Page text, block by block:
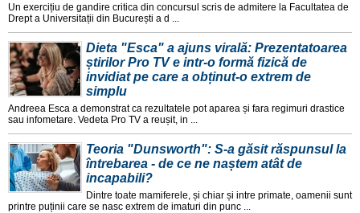
Un exercițiu de gandire critica din concursul scris de admitere la Facultatea de
Drept a Universitații din București a d ...
Dieta "Esca" a ajuns virală: Prezentatoarea
știrilor Pro TV e intr-o formă fizică de
invidiat pe care a obținut-o extrem de
simplu
Andreea Esca a demonstrat ca rezultatele pot aparea și fara regimuri drastice
sau infometare. Vedeta Pro TV a reușit, in ...
Teoria "Dunsworth": S-a găsit răspunsul la
întrebarea - de ce ne naștem atât de
incapabili?
Dintre toate mamiferele, și chiar și intre primate, oamenii sunt
printre puținii care se nasc extrem de imaturi din punc ...